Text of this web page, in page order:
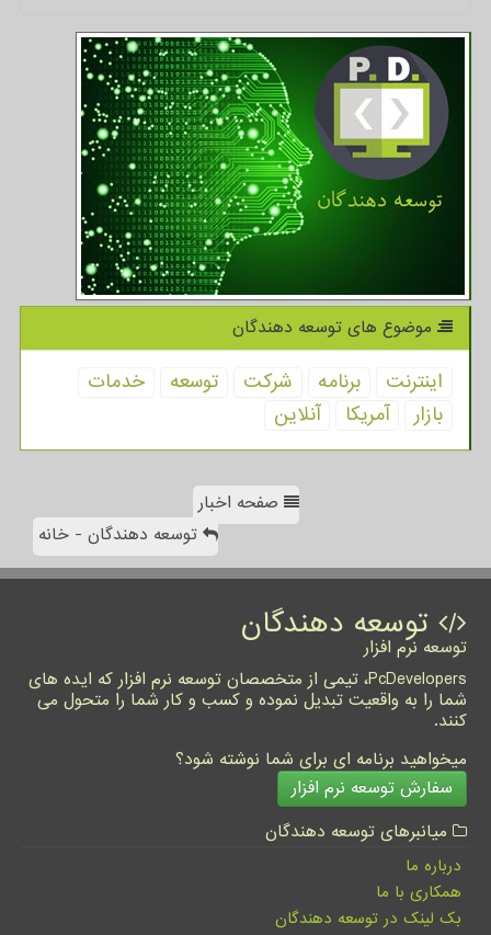
موضوع های توسعه دهندگان
اینترنت برنامه شركت توسعه
خدمات
بازار
آمریكا آنلاین
صفحه اخبار
توسعه دهندگان - خانه
توسعه دهندگان
توسعه نرم افزار
PcDevelopers، تیمی از متخصصان توسعه نرم افزار که ایده های
شما را به واقعیت تبدیل نموده و کسب و کار شما را متحول می
کنند.
میخواهید برنامه ای برای شما نوشته شود؟
سفارش توسعه نرم افزار
میانبرهای توسعه دهندگان
درباره ما
همکاری با ما
بک لینک در توسعه دهندگان